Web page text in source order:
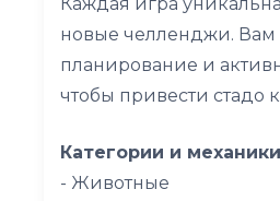
новые челленджи. Вам
планирование и
чтобы привести стадо
Категории и
- Животные